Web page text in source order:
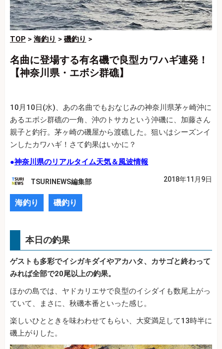
TOP > 海釣り > 磯釣り >
名曲に登場する有名磯で良型カワハギ連発！
【神奈川県・エボシ群礁】
10月10日(水)、あの名曲でもおなじみの神奈川県茅ヶ崎沖に
あるエボシ群礁の一角、沖のトサカという沖磯に、加藤さん
親子と釣行。茅ヶ崎の磯屋から渡礁した。狙いはシーズンイ
ンしたカワハギ！さて釣果はいかに？
●神奈川県のリアルタイム天気＆風波情報
TSURINEWS編集部 2018年11月9日
海釣り 磯釣り
本日の釣果
ゲストも多彩でイシガキダイやアカハタ、カサゴと終わって
みれば全部で20尾以上の釣果。
ほかの島では、ヤドカリエサで良型のイシダイも数尾上がっ
ていて、まさに、秋磯本番といった感じ。
楽しいひとときを味わわせてもらい、大変満足して13時半に
磯上がりした。